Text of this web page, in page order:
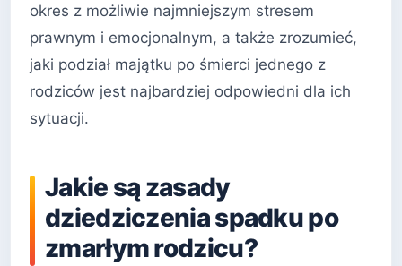
okres z możliwie najmniejszym stresem
prawnym i emocjonalnym, a także zrozumieć,
jaki podział majątku po śmierci jednego z
rodziców jest najbardziej odpowiedni dla ich
sytuacji.
Jakie są zasady
dziedziczenia spadku po
zmarłym rodzicu?